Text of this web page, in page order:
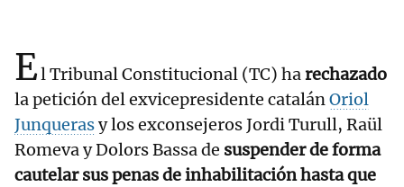
El Tribunal Constitucional (TC) harechazado
la petición del exvicepresidente catalánOriol
Junquerasy los exconsejeros Jordi Turull, Raül
Romeva y Dolors Bassa de suspender de forma
cautelar sus penas de inhabilitación hasta que